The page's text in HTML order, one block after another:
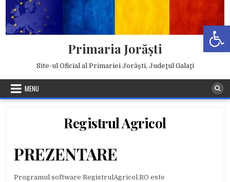
content
Primaria Jorăşti
Site-ul Oficial al Primariei Jorăşti, Judeţul Galaţi
MENU
Registrul Agricol
PREZENTARE
Programul software RegistrulAgricol.RO este